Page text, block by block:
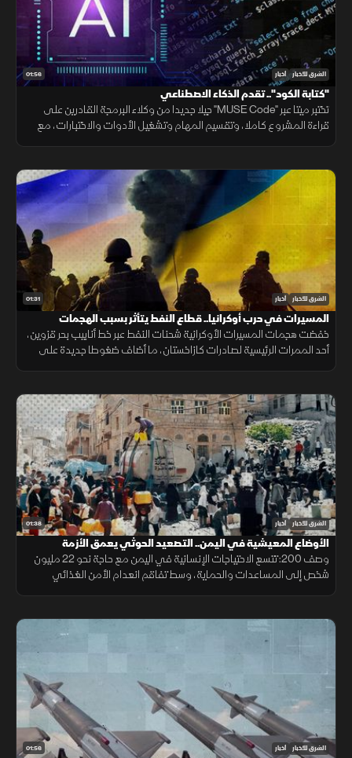
01:56 الشرق للأخبار أخبار
"كتابة الكود".. تقدم الذكاء الاصطناعي
تختبر ميتا عبر "MUSE Code" جيلا جديدا من وكلاء البرمجة القادرين على
قراءة المشروع كاملا، وتقسيم المهام وتشغيل الأدوات والاختبارات، مع
01:31 الشرق للأخبار أخبار
المسيرات في حرب أوكرانيا.. قطاع النفط يتأثر بسبب الهجمات
خفضت هجمات المسيرات الأوكرانية شحنات النفط عبر خط أنابيب بحر قزوين،
أحد الممرات الرئيسية لصادرات كازاخستان، ما أضاف ضغوطا جديدة على
01:38 الشرق للأخبار أخبار
الأوضاع المعيشية في اليمن.. التصعيد الحوثي يعمق الأزمة
وصف 200: تتسع الاحتياجات الإنسانية في اليمن مع حاجة نحو 22 مليون
شخص إلى المساعدات والحماية، وسط تفاقم انعدام الأمن الغذائي
01:56 الشرق للأخبار أخبار